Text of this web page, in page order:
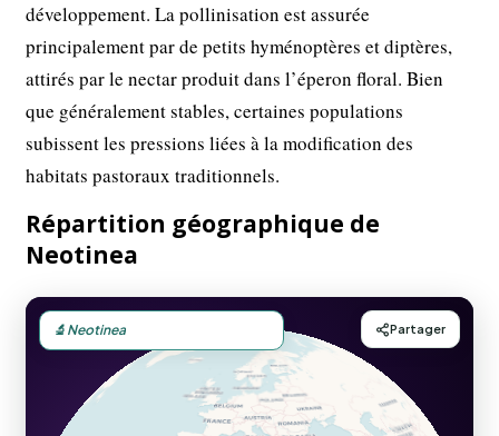
développement. La pollinisation est assurée
principalement par de petits hyménoptères et diptères,
attirés par le nectar produit dans l’éperon floral. Bien
que généralement stables, certaines populations
subissent les pressions liées à la modification des
habitats pastoraux traditionnels.
Répartition géographique de
Neotinea